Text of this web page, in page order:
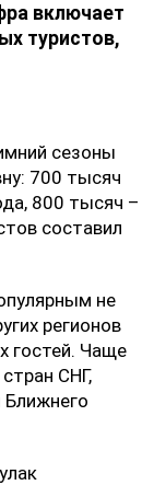
включает
туристов,
сезоны
700 тысяч
800 тысяч –
составил
не
регионов
гостей. Чаще
СНГ,